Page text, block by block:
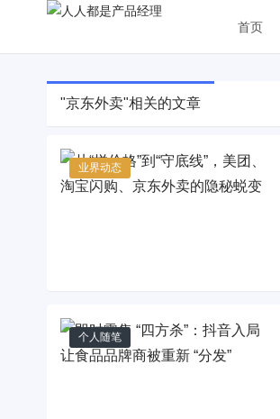
首页
"京东外卖"相关的文章
业界动态
个人随笔